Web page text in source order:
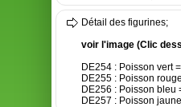
Détail des figurines;
voir l'image (Clic
DE254 : Poisson vert
DE255 : Poisson
DE256 : Poisson bleu
DE257 : Poisson